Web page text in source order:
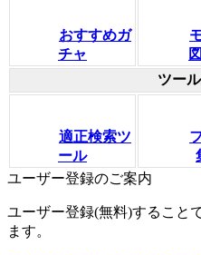
おすすめガ
チャ
ツー
適正検索ツ
ール
ユーザー登録のご案内
ユーザー登録(無料)すること
ます。